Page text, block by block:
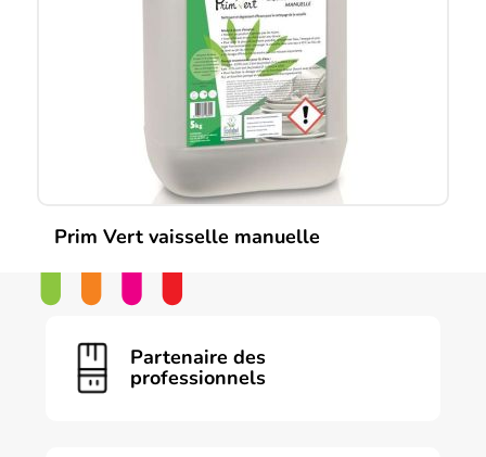
Prim Vert vaisselle manuelle
Partenaire des
professionnels